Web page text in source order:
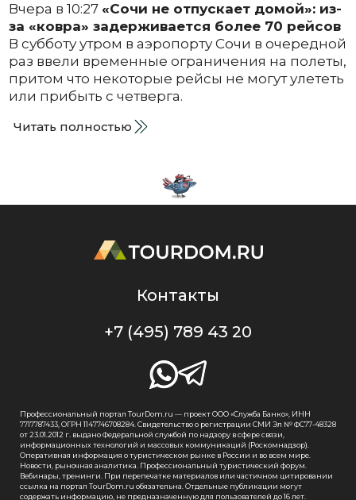
Вчера в 10:27 «Сочи не отпускает домой»: из-
за «ковра» задерживается более 70 рейсов
В субботу утром в аэропорту Сочи в очередной
раз ввели временные ограничения на полеты,
притом что некоторые рейсы не могут улететь
или прибыть с четверга.
Читать полностью
Контакты
+7 (495) 789 43 20
Профессиональный портал TourDom.ru — проект ООО «Служба Банко», ИНН
7717787433, ОГРН 1147746708284. Свидетельство о регистрации СМИ Эл № ФС77-48328
от 23.01.2012 г. выдано Федеральной службой по надзору в сфере связи,
информационных технологий и массовых коммуникаций (Роскомнадзор).
Оперативная информация о туристическом рынке в России и во всем мире.
Новости, рыночная аналитика. Профессиональный туристический форум.
Вебинары, тренинги. При перепечатке материалов или частичном цитировании
ссылка на портал TourDom.ru обязательна. Отдельные публикации могут
содержать информацию, не предназначенную для пользователей до 16 лет.